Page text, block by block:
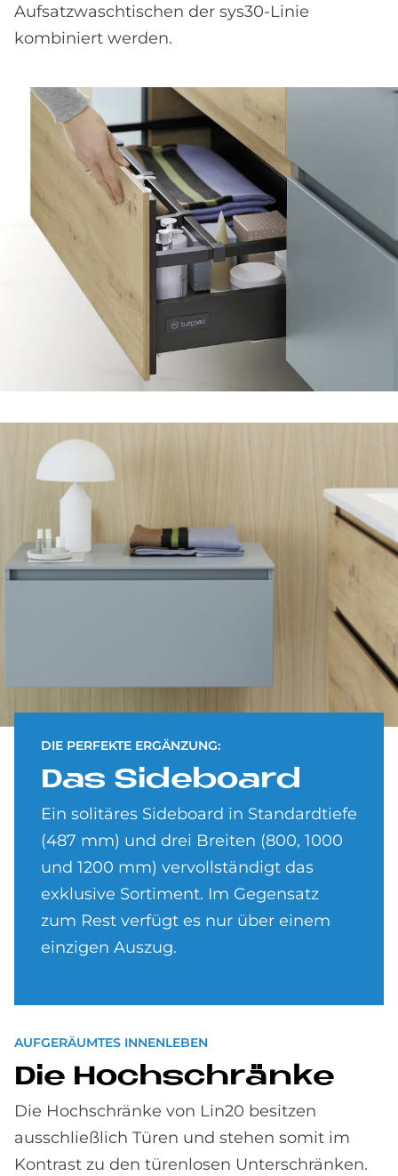
Aufsatzwaschtischen der sys30-Linie
kombiniert werden.
DIE PERFEKTE ERGÄNZUNG:
Das Si­de­board
Ein solitäres Sideboard in Standardtiefe
(487 mm) und drei Breiten (800, 1000
und 1200 mm) vervollständigt das
exklusive Sortiment. Im Gegensatz
zum Rest verfügt es nur über einem
einzigen Auszug.
AUF­GE­RÄUM­TES IN­NEN­LE­BEN
Die Hoch­schrän­ke
Die Hochschränke von Lin20 besitzen
ausschließlich Türen und stehen somit im
Kontrast zu den türenlosen Unterschränken.